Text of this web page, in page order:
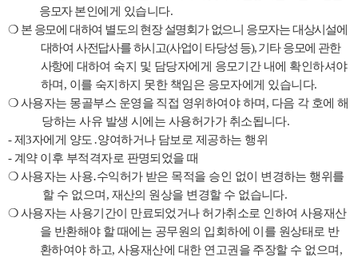
응모자 본인에게 있습니다.
❍ 본 응모에 대하여 별도의 현장 설명회가 없으니 응모자는 대상시설에
대하여 사전답사를 하시고(사업이 타당성 등),기타 응모에 관한
사항에 대하여 숙지 및 담당자에게 응모기간 내에 확인하셔야
하며 , 이를 숙지하지 못한 책임은 응모자에게 있습니다.
❍사용자는 몽골부스 운영을 직접 영위하여야 하며 , 다음 각 호에 해
당하는 사유 발생 시에는 사용허가가 취소됩니다.
-제3자에게 양도 ․양여하거나 담보로 제공하는 행위
- 계약 이후 부적격자로 판명되었을 때
❍사용자는 사용․수익허가 받은 목적을 승인 없이 변경하는 행위를
할 수 없으며 , 재산의 원상을 변경할 수 없습니다.
❍사용자는 사용기간이 만료되었거나 허가취소로 인하여 사용재산
을 반환해야 할 때에는 공무원의 입회하에 이를 원상태로 반
환하여야 하고, 사용재산에 대한 연고권을 주장할 수 없으며 ,